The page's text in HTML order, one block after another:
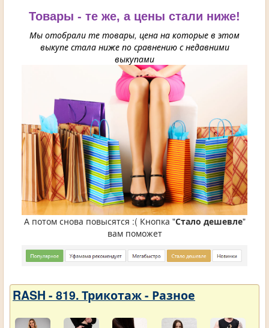
Товары - те же, а цены стали ниже!
Мы отобрали те товары, цена на которые в этом
выкупе стала ниже по сравнению с недавними
выкупами
А потом снова повысятся :( Кнопка "Стало дешевле"
вам поможет
RASH - 819. Трикотаж - Разное